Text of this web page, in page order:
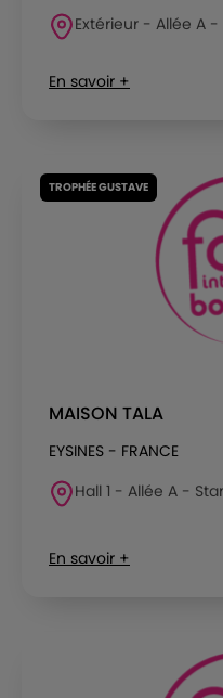
Extérieur - Allée A -
En savoir +
TROPHÉE GUSTAVE
MAISON TALA
EYSINES - FRANCE
Hall 1 - Allée A -
En savoir +